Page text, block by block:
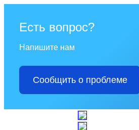
Есть вопрос?
Напишите нам
Сообщить о проблеме